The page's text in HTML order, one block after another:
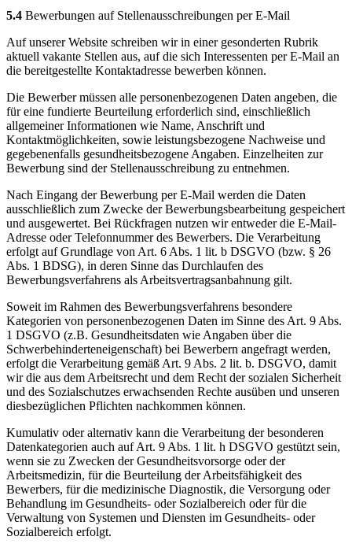
5.4 Bewerbungen auf Stellenausschreibungen per E-Mail
Auf unserer Website schreiben wir in einer gesonderten Rubrik
aktuell vakante Stellen aus, auf die sich Interessenten per E-Mail an
die bereitgestellte Kontaktadresse bewerben können.
Die Bewerber müssen alle personenbezogenen Daten angeben, die
für eine fundierte Beurteilung erforderlich sind, einschließlich
allgemeiner Informationen wie Name, Anschrift und
Kontaktmöglichkeiten, sowie leistungsbezogene Nachweise und
gegebenenfalls gesundheitsbezogene Angaben. Einzelheiten zur
Bewerbung sind der Stellenausschreibung zu entnehmen.
Nach Eingang der Bewerbung per E-Mail werden die Daten
ausschließlich zum Zwecke der Bewerbungsbearbeitung gespeichert
und ausgewertet. Bei Rückfragen nutzen wir entweder die E-Mail-
Adresse oder Telefonnummer des Bewerbers. Die Verarbeitung
erfolgt auf Grundlage von Art. 6 Abs. 1 lit. b DSGVO (bzw. § 26
Abs. 1 BDSG), in deren Sinne das Durchlaufen des
Bewerbungsverfahrens als Arbeitsvertragsanbahnung gilt.
Soweit im Rahmen des Bewerbungsverfahrens besondere
Kategorien von personenbezogenen Daten im Sinne des Art. 9 Abs.
1 DSGVO (z.B. Gesundheitsdaten wie Angaben über die
Schwerbehinderteneigenschaft) bei Bewerbern angefragt werden,
erfolgt die Verarbeitung gemäß Art. 9 Abs. 2 lit. b. DSGVO, damit
wir die aus dem Arbeitsrecht und dem Recht der sozialen Sicherheit
und des Sozialschutzes erwachsenden Rechte ausüben und unseren
diesbezüglichen Pflichten nachkommen können.
Kumulativ oder alternativ kann die Verarbeitung der besonderen
Datenkategorien auch auf Art. 9 Abs. 1 lit. h DSGVO gestützt sein,
wenn sie zu Zwecken der Gesundheitsvorsorge oder der
Arbeitsmedizin, für die Beurteilung der Arbeitsfähigkeit des
Bewerbers, für die medizinische Diagnostik, die Versorgung oder
Behandlung im Gesundheits- oder Sozialbereich oder für die
Verwaltung von Systemen und Diensten im Gesundheits- oder
Sozialbereich erfolgt.